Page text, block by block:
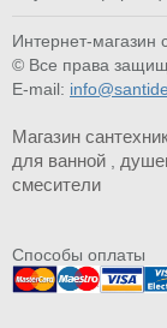
Интернет-магазин
© Все права
E-mail:
Магазин
для ванной
смесители
Cпособы оплаты